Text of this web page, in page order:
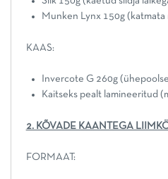
Munken Lynx 150g
KAAS:
Invercote G 260g
Kaitseks pealt lamineeritud
2. KÕVADE KAANTEGA
FORMAAT: